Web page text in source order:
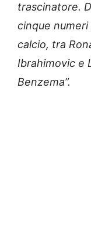
trascinatore.
cinque
calcio, tra
Ibrahimovic e
Benzema”.